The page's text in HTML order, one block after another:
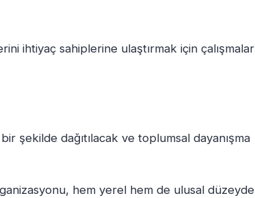
ihtiyaç sahiplerine ulaştırmak için çalışmalar
şekilde dağıtılacak ve toplumsal dayanışma
hem yerel hem de ulusal düzeyde